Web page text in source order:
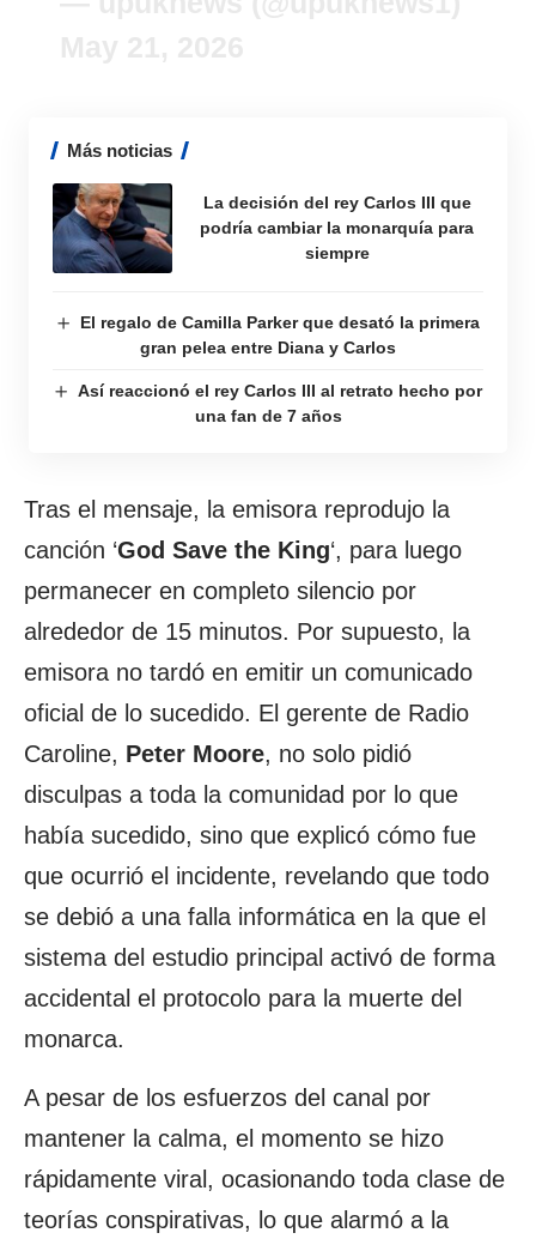
Más noticias
La decisión del rey Carlos III que
podría cambiar la monarquía para
siempre
El regalo de Camilla Parker que desató la primera
gran pelea entre Diana y Carlos
Así reaccionó el rey Carlos III al retrato hecho por
una fan de 7 años
Tras el mensaje, la emisora reprodujo la
canción ‘God Save the King‘, para luego
permanecer en completo silencio por
alrededor de 15 minutos. Por supuesto, la
emisora no tardó en emitir un comunicado
oficial de lo sucedido. El gerente de Radio
Caroline, Peter Moore, no solo pidió
disculpas a toda la comunidad por lo que
había sucedido, sino que explicó cómo fue
que ocurrió el incidente, revelando que todo
se debió a una falla informática en la que el
sistema del estudio principal activó de forma
accidental el protocolo para la muerte del
monarca.
A pesar de los esfuerzos del canal por
mantener la calma, el momento se hizo
rápidamente viral, ocasionando toda clase de
teorías conspirativas, lo que alarmó a la